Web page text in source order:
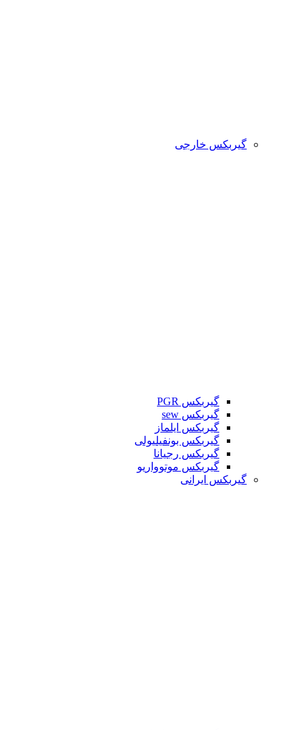
گیربکس خارجی
گیربکس PGR
گیربکس sew
گیربکس ایلماز
گیربکس بونفیلیولی
گیربکس رجیانا
گیربکس موتوواریو
گیربکس ایرانی